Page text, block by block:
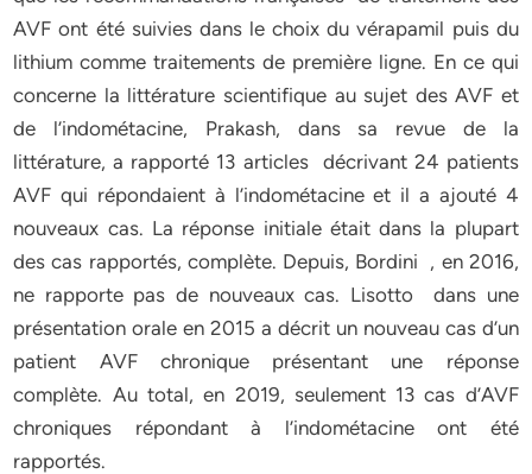
AVF ont été suivies dans le choix du vérapamil puis du
lithium comme traitements de première ligne. En ce qui
concerne la littérature scientifique au sujet des AVF et
de l’indométacine, Prakash, dans sa revue de la
littérature, a rapporté 13 articles décrivant 24 patients
AVF qui répondaient à l’indométacine et il a ajouté 4
nouveaux cas. La réponse initiale était dans la plupart
des cas rapportés, complète. Depuis, Bordini , en 2016,
ne rapporte pas de nouveaux cas. Lisotto dans une
présentation orale en 2015 a décrit un nouveau cas d’un
patient AVF chronique présentant une réponse
complète. Au total, en 2019, seulement 13 cas d’AVF
chroniques répondant à l’indométacine ont été
rapportés.